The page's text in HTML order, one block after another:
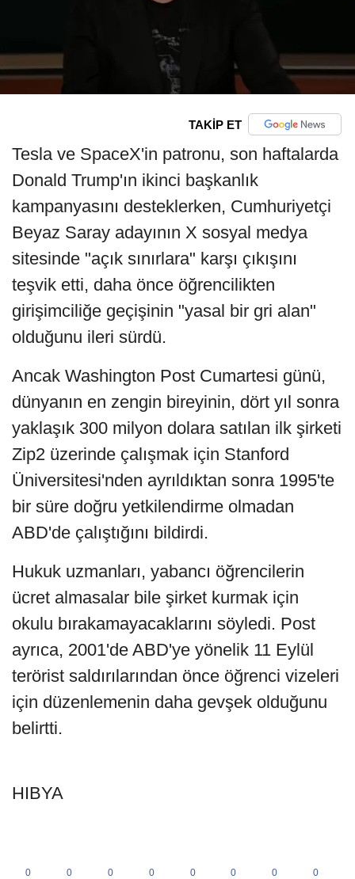
TAKİP ET
Tesla ve SpaceX'in patronu, son haftalarda
Donald Trump'ın ikinci başkanlık
kampanyasını desteklerken, Cumhuriyetçi
Beyaz Saray adayının X sosyal medya
sitesinde "açık sınırlara" karşı çıkışını
teşvik etti, daha önce öğrencilikten
girişimciliğe geçişinin "yasal bir gri alan"
olduğunu ileri sürdü.
Ancak Washington Post Cumartesi günü,
dünyanın en zengin bireyinin, dört yıl sonra
yaklaşık 300 milyon dolara satılan ilk şirketi
Zip2 üzerinde çalışmak için Stanford
Üniversitesi'nden ayrıldıktan sonra 1995'te
bir süre doğru yetkilendirme olmadan
ABD'de çalıştığını bildirdi.
Hukuk uzmanları, yabancı öğrencilerin
ücret almasalar bile şirket kurmak için
okulu bırakamayacaklarını söyledi. Post
ayrıca, 2001'de ABD'ye yönelik 11 Eylül
terörist saldırılarından önce öğrenci vizeleri
için düzenlemenin daha gevşek olduğunu
belirtti.
HIBYA